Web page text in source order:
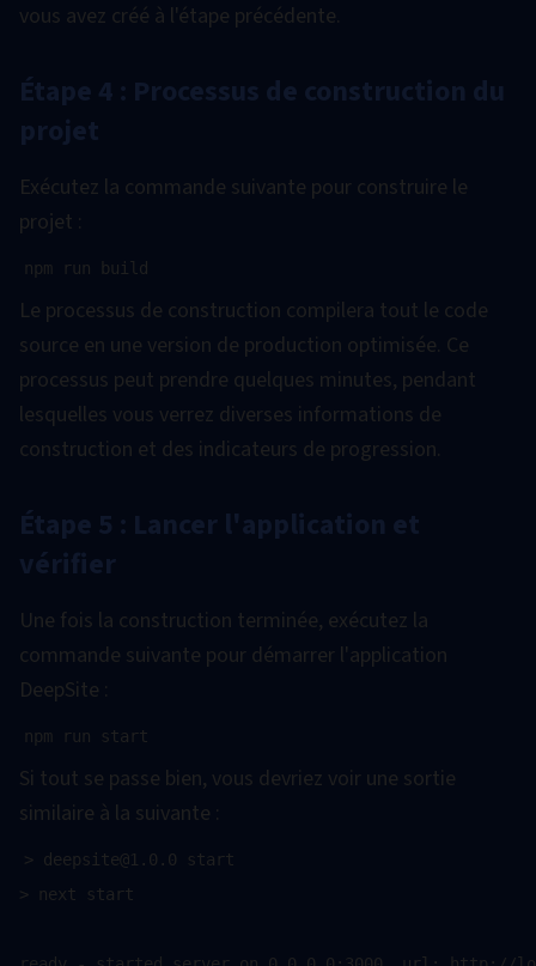
vous avez créé à l'étape précédente.
Étape 4 : Processus de construction du
projet
Exécutez la commande suivante pour construire le
projet :
Le processus de construction compilera tout le code
source en une version de production optimisée. Ce
processus peut prendre quelques minutes, pendant
lesquelles vous verrez diverses informations de
construction et des indicateurs de progression.
Étape 5 : Lancer l'application et
vérifier
Une fois la construction terminée, exécutez la
commande suivante pour démarrer l'application
DeepSite :
Si tout se passe bien, vous devriez voir une sortie
similaire à la suivante :
> deepsite@1.0.0 start
> next start